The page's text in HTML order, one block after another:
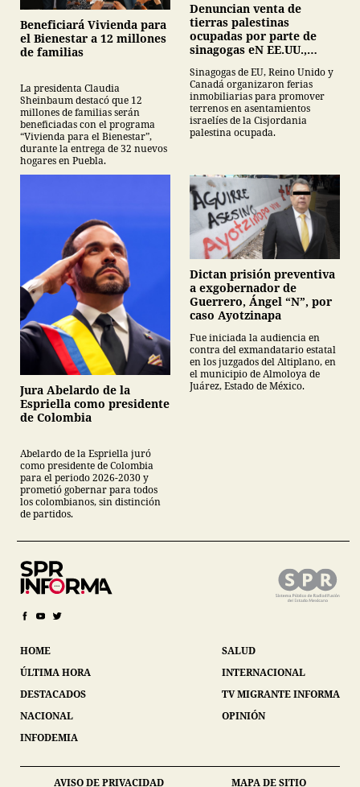
Beneficiará Vivienda para
el Bienestar a 12 millones
de familias
La presidenta Claudia
Sheinbaum destacó que 12
millones de familias serán
beneficiadas con el programa
“Vivienda para el Bienestar”,
durante la entrega de 32 nuevos
hogares en Puebla.
Denuncian venta de
tierras palestinas
ocupadas por parte de
sinagogas eN EE.UU.,
Sinagogas de EU, Reino Unido y
Canadá organizaron ferias
inmobiliarias para promover
terrenos en asentamientos
israelíes de la Cisjordania
palestina ocupada.
Jura Abelardo de la
Espriella como presidente
de Colombia
Abelardo de la Espriella juró
como presidente de Colombia
para el periodo 2026-2030 y
prometió gobernar para todos
los colombianos, sin distinción
de partidos.
Dictan prisión preventiva
a exgobernador de
Guerrero, Ángel “N”, por
caso Ayotzinapa
Fue iniciada la audiencia en
contra del exmandatario estatal
en los juzgados del Altiplano, en
el municipio de Almoloya de
Juárez, Estado de México.
HOME
ÚLTIMA HORA
DESTACADOS
NACIONAL
INFODEMIA
SALUD
INTERNACIONAL
TV MIGRANTE INFORMA
OPINIÓN
AVISO DE PRIVACIDAD MAPA DE SITIO